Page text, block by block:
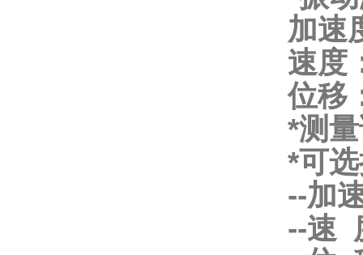
加速
速度
位移
*测
*可
--加
--速